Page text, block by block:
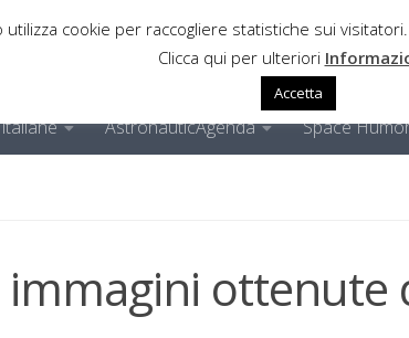
AstronauticAgenda Space
ottenute
cookie per raccogliere statistiche sui
Clicca qui per ulteriori
Accetta